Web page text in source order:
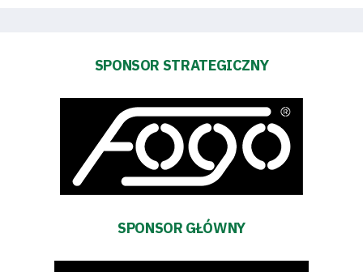
Akademia
Aktualności
SPONSOR STRATEGICZNY
SPONSOR GŁÓWNY